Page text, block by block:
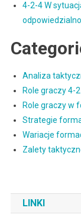
4-2-4 W
Analiza
Role graczy 4-
Role graczy w
Strategie
Wariacje
Zalety
LINKI